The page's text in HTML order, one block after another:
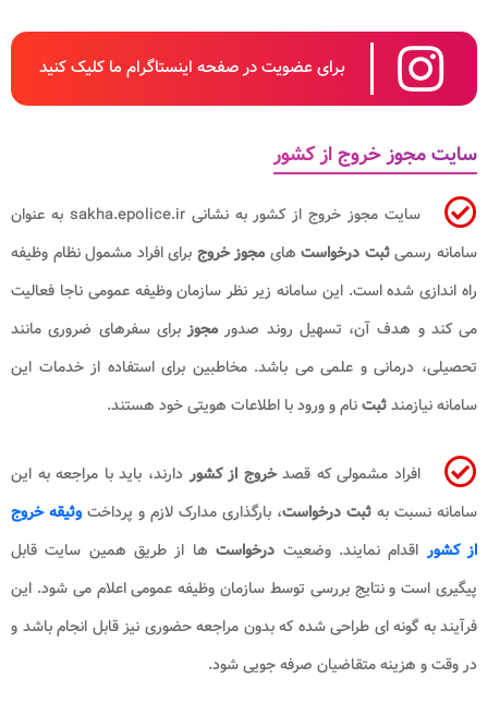
برای عضویت در صفحه اینستاگرام ما کلیک کنید
سایت مجوز خروج از کشور
سایت مجوز خروج از کشور به نشانی sakha.epolice.ir به عنوان
سامانه رسمیثبت درخواست های مجوز خروج برای افراد مشمول نظام وظیفه
راه اندازی شده است. این سامانه زیر نظر سازمان وظیفه عمومی ناجا فعالیت
می کند و هدف آن، تسهیل روند صدور مجوزبرای سفرهای ضروری مانند
تحصیلی، درمانی و علمی می باشد. مخاطبین برای استفاده از خدمات این
سامانه نیازمندثبتنام و ورود با اطلاعات هویتی خود هستند.
افراد مشمولی که قصدخروج از کشوردارند، باید با مراجعه به این
سامانه نسبت به ثبت درخواست، بارگذاری مدارک لازم و پرداختوثیقه خروج
از کشوراقدام نمایند. وضعیت درخواست ها از طریق همین سایت قابل
پیگیری است و نتایج بررسی توسط سازمان وظیفه عمومی اعلام می شود. این
فرآیند به گونه ای طراحی شده که بدون مراجعه حضوری نیز قابل انجام باشد و
در وقت و هزینه متقاضیان صرفه جویی شود.